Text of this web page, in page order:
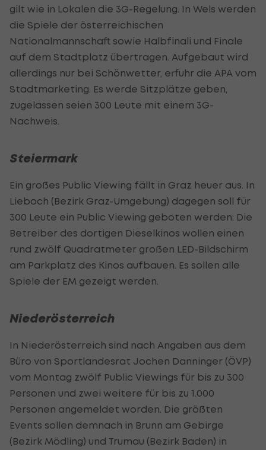
gilt wie in Lokalen die 3G-Regelung. In Wels werden
die Spiele der österreichischen
Nationalmannschaft sowie Halbfinali und Finale
auf dem Stadtplatz übertragen. Aufgebaut wird
allerdings nur bei Schönwetter, erfuhr die APA vom
Stadtmarketing. Es werde Sitzplätze geben,
zugelassen seien 300 Leute mit einem 3G-
Nachweis.
Steiermark
Ein großes Public Viewing fällt in Graz heuer aus. In
Lieboch (Bezirk Graz-Umgebung) dagegen soll für
300 Leute ein Public Viewing geboten werden: Die
Betreiber des dortigen Dieselkinos wollen einen
rund zwölf Quadratmeter großen LED-Bildschirm
am Parkplatz des Kinos aufbauen. Es sollen alle
Spiele der EM gezeigt werden.
Niederösterreich
In Niederösterreich sind nach Angaben aus dem
Büro von Sportlandesrat Jochen Danninger (ÖVP)
vom Montag zwölf Public Viewings für bis zu 300
Personen und zwei weitere für bis zu 1.000
Personen angemeldet worden. Die größten
Events sollen demnach in Brunn am Gebirge
(Bezirk Mödling) und Trumau (Bezirk Baden) in